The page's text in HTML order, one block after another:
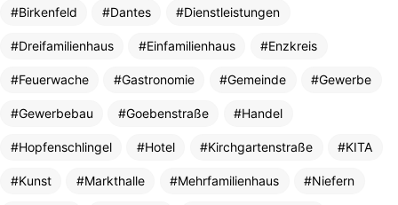
Birkenfeld Dantes Dienstleistungen
Dreifamilienhaus Einfamilienhaus Enzkreis
Feuerwache Gastronomie Gemeinde Gewerbe
Gewerbebau Goebenstraße Handel
Hopfenschlingel Hotel Kirchgartenstraße KITA
Kunst Markthalle Mehrfamilienhaus Niefern